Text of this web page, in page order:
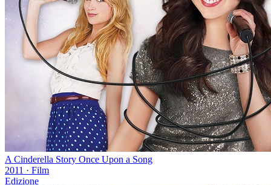
A Cinderella Story Once Upon a Song
2011 · Film
Edizione